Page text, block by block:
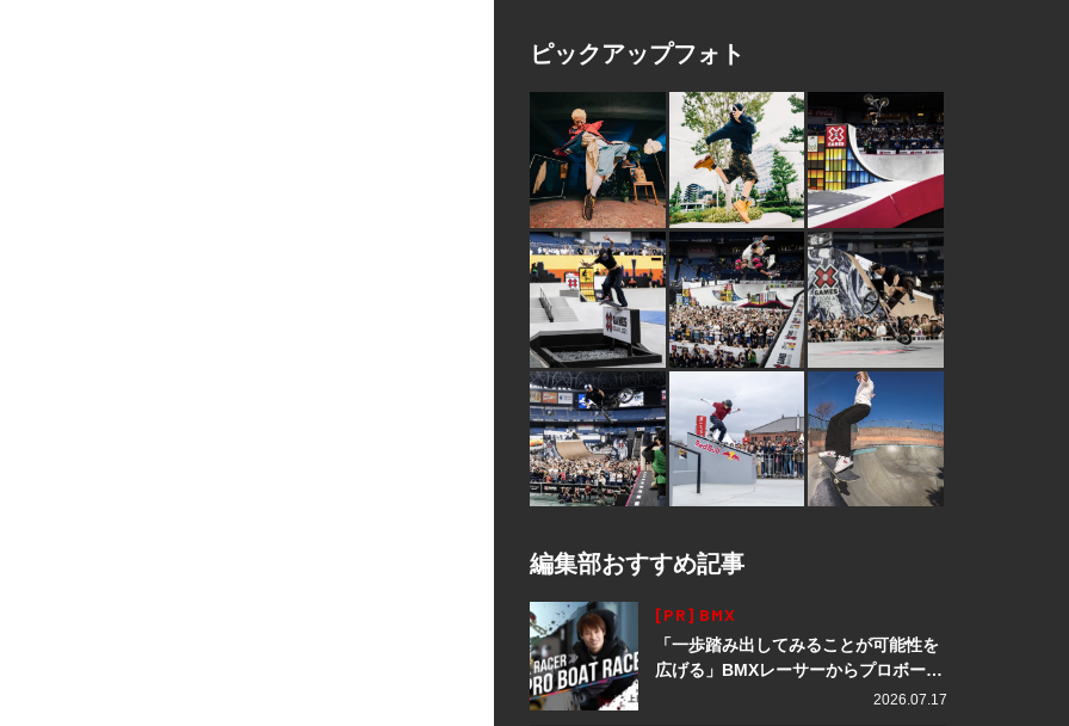
ピックアップフォト
編集部おすすめ記事
[PR] BMX
「一歩踏み出してみることが可能性を
広げる」BMXレーサーからプロボート
レーサーへ転身。上田龍星が体現する
2026.07.17